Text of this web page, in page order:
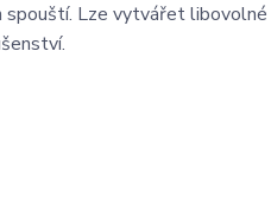
Lze vytvářet